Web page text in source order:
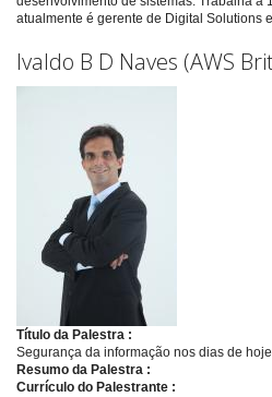
atualmente é gerente de Digital Solutions
Ivaldo B D Naves (AWS
Título da Palestra :
Segurança da informação nos dias de hoje
Resumo da Palestra :
Currículo do Palestrante :